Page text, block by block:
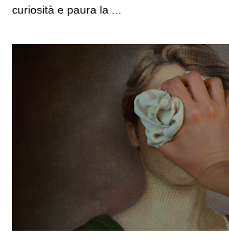
curiosità e paura la ...